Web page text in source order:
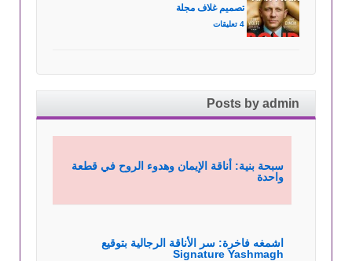
تصميم غلاف مجلة
4 تعليقات
Posts by admin
سبحة بنية: أناقة الإيمان وهدوء الروح في قطعة
واحدة
اشمغه فاخرة: سر الأناقة الرجالية بتوقيع
Signature Yashmagh